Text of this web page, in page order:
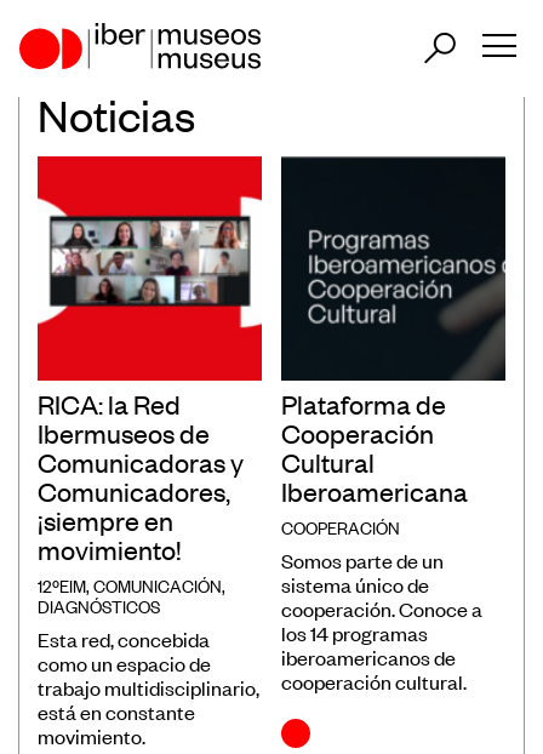
Nuestro papel en el sector
Nuestra Actuación
Países Participantes
Encuentros Iberoamericanos de
Museos
Observatorio Iberoamericano de
Museos
Educación
Patrimonio
Formación y Capacitación
Sostenibilidad
Noticias
RICA: la Red
Ibermuseos de
Comunicadoras y
Comunicadores,
¡siempre en
movimiento!
12ºEIM,COMUNICACIÓN,
DIAGNÓSTICOS
Esta red, concebida
como un espacio de
trabajo multidisciplinario,
está en constante
movimiento.
Plataforma de
Cooperación
Cultural
Iberoamericana
COOPERACIÓN
Somos parte de un
sistema único de
cooperación. Conoce a
los 14 programas
iberoamericanos de
cooperación cultural.